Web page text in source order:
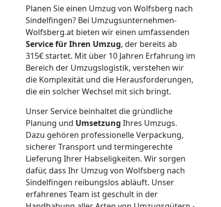
Planen Sie einen Umzug von Wolfsberg nach
Sindelfingen? Bei Umzugsunternehmen-
Wolfsberg.at bieten wir einen umfassenden
Service für Ihren Umzug, der bereits ab
315€ startet. Mit über 10 Jahren Erfahrung im
Bereich der Umzugslogistik, verstehen wir
die Komplexität und die Herausforderungen,
die ein solcher Wechsel mit sich bringt.
Unser Service beinhaltet die gründliche
Planung und Umsetzung Ihres Umzugs.
Dazu gehören professionelle Verpackung,
sicherer Transport und termingerechte
Lieferung Ihrer Habseligkeiten. Wir sorgen
dafür, dass Ihr Umzug von Wolfsberg nach
Sindelfingen reibungslos abläuft. Unser
erfahrenes Team ist geschult in der